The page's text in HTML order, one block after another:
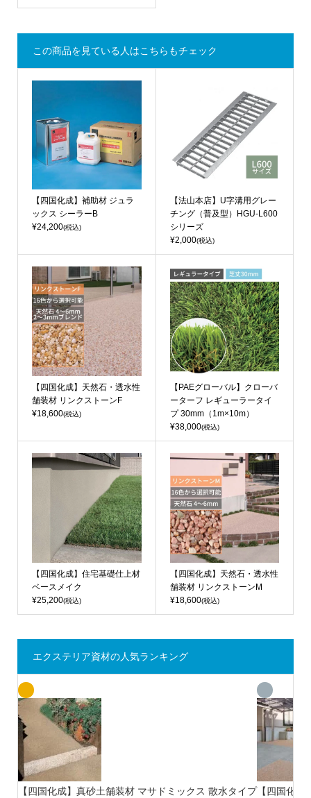
この商品を見ている人はこちらもチェック
【四国化成】補助材 ジュラ
ックス シーラーB
¥24,200(税込)
【法山本店】U字溝用グレー
チング（普及型）HGU-L600
シリーズ
¥2,000(税込)
【四国化成】天然石・透水性
舗装材 リンクストーンF
¥18,600(税込)
【PAEグローバル】クローバ
ーターフ レギューラータイ
プ 30mm（1m×10m）
¥38,000(税込)
【四国化成】住宅基礎仕上材
ベースメイク
¥25,200(税込)
【四国化成】天然石・透水性
舗装材 リンクストーンM
¥18,600(税込)
エクステリア資材の人気ランキング
【四国化成】真砂土舗装材 マサドミックス 散水タイプ【四国化成